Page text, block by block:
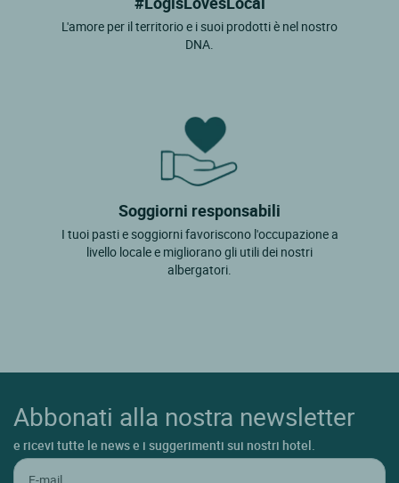
L'amore per il territorio e i suoi prodotti è nel nostro
DNA.
Soggiorni responsabili
I tuoi pasti e soggiorni favoriscono l'occupazione a
livello locale e migliorano gli utili dei nostri
albergatori.
Abbonati alla nostra newsletter
e ricevi tutte le news e i suggerimenti sui nostri hotel.